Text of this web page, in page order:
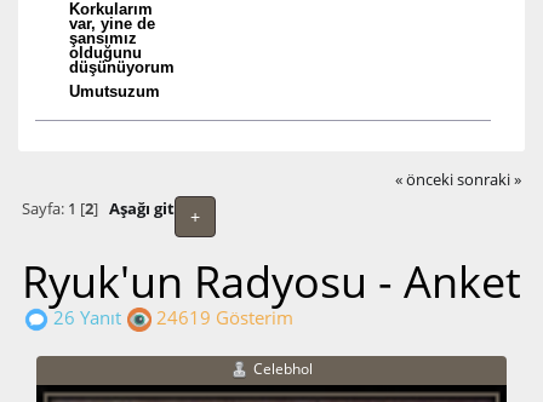
Korkularım
var, yine de
şansımız
olduğunu
düşünüyorum
Umutsuzum
« önceki sonraki »
+
Sayfa: 1 [2] Aşağı git
Ryuk'un Radyosu - Anket
26 Yanıt 24619 Gösterim
Celebhol